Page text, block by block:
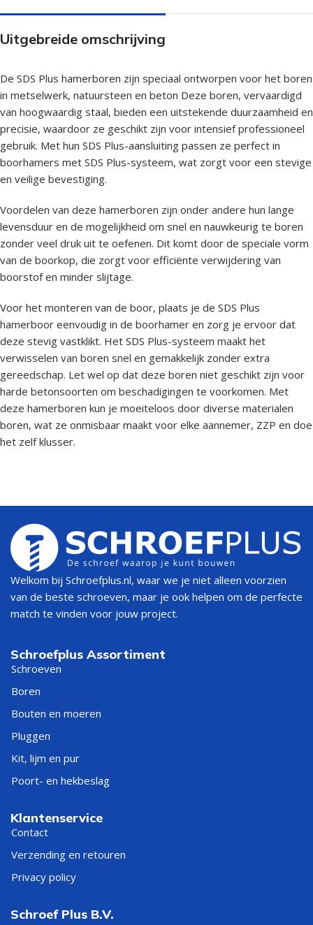
Uitgebreide omschrijving
De SDS Plus hamerboren zijn speciaal ontworpen voor het boren
in metselwerk, natuursteen en beton Deze boren, vervaardigd
van hoogwaardig staal, bieden een uitstekende duurzaamheid en
precisie, waardoor ze geschikt zijn voor intensief professioneel
gebruik. Met hun SDS Plus-aansluiting passen ze perfect in
boorhamers met SDS Plus-systeem, wat zorgt voor een stevige
en veilige bevestiging.
Voordelen van deze hamerboren zijn onder andere hun lange
levensduur en de mogelijkheid om snel en nauwkeurig te boren
zonder veel druk uit te oefenen. Dit komt door de speciale vorm
van de boorkop, die zorgt voor efficiënte verwijdering van
boorstof en minder slijtage.
Voor het monteren van de boor, plaats je de SDS Plus
hamerboor eenvoudig in de boorhamer en zorg je ervoor dat
deze stevig vastklikt. Het SDS Plus-systeem maakt het
verwisselen van boren snel en gemakkelijk zonder extra
gereedschap. Let wel op dat deze boren niet geschikt zijn voor
harde betonsoorten om beschadigingen te voorkomen. Met
deze hamerboren kun je moeiteloos door diverse materialen
boren, wat ze onmisbaar maakt voor elke aannemer, ZZP en doe
het zelf klusser.
Welkom bij Schroefplus.nl, waar we je niet alleen voorzien
van de beste schroeven, maar je ook helpen om de perfecte
match te vinden voor jouw project.
Schroefplus Assortiment
Schroeven
Boren
Bouten en moeren
Pluggen
Kit, lijm en pur
Poort- en hekbeslag
Klantenservice
Contact
Verzending en retouren
Privacy policy
Schroef Plus B.V.